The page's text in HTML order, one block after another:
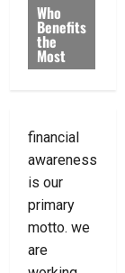
Who
Benefits
the
Most
financial
awareness
is our
primary
motto. we
are